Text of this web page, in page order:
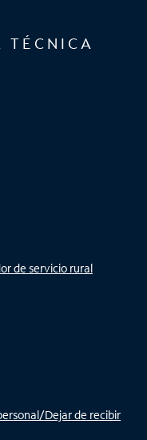
TÉCNICA
de servicio rural
Dejar de recibir